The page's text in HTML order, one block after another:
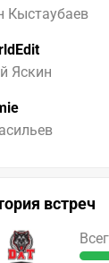
Кыстаубаев
Яскин
встреч